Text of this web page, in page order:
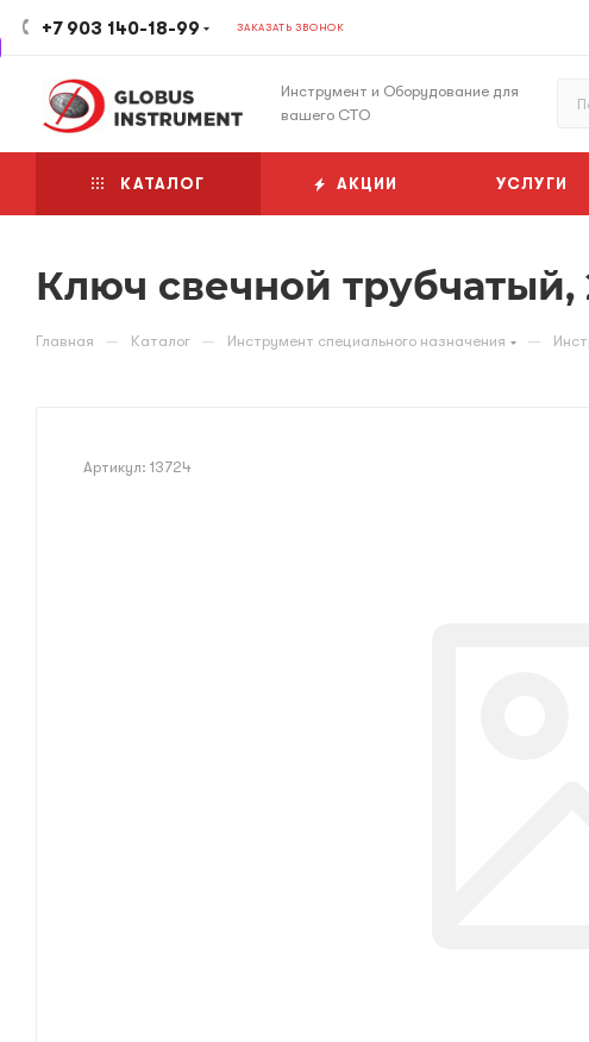
+7 903 140-18-99 ЗАКАЗАТЬ ЗВОНОК
Инструмент и Оборудование для
вашего СТО
КАТАЛОГ АКЦИИ УСЛУГИ
Ключ свечной трубчатый,
Главная — Каталог — Инструмент специального назначения —
Артикул: 13724